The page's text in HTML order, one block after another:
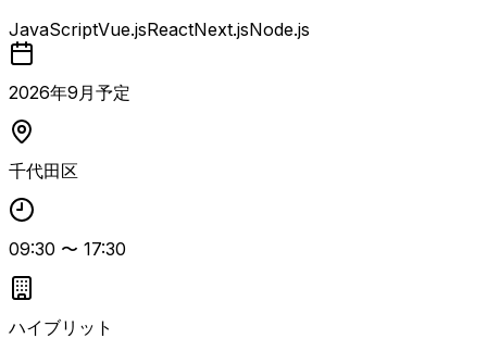
画を行うWebページなど、動的な可視化コンテンツのコー
ディングを担当します。 Vue.jsおよびJavaScriptを用いた
開発が中心で、様々なデザインテイストのレスポンシブペー
ジ（プロモーション系、堅めのWebサービス系など）のHT
ML/CSSコーディングを多数対応できる方が対象です。 SC
あると尚可です。 JavaScriptでの高度な実装スキルやアニ
メーション実装、UI構築経験、webpack等を用いた環境構
築・パフォーマンス改善の知見があるとよりフィットしま
す。 ディレクター目線でスケジュール感を把握し、懸念点
を能動的に提案・確認できるコミュニケーション力が求めら
れます。
JavaScriptVue.jsReactNext.jsNode.js
2026年9 月予定
千代田区
09:30 〜 17:30
ハイブリット